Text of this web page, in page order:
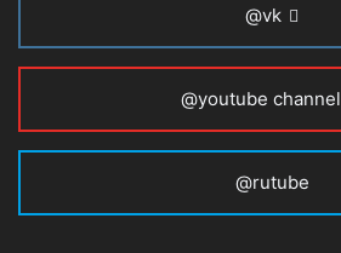
@vk
@youtube channel
@rutube